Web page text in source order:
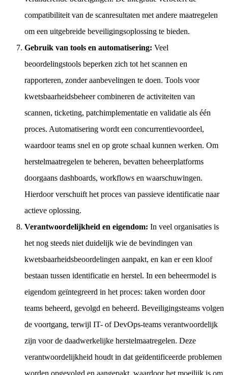
compatibiliteit van de scanresultaten met andere maatregelen
om een uitgebreide beveiligingsoplossing te bieden.
Gebruik van tools en automatisering: Veel
beoordelingstools beperken zich tot het scannen en
rapporteren, zonder aanbevelingen te doen. Tools voor
kwetsbaarheidsbeheer combineren de activiteiten van
scannen, ticketing, patchimplementatie en validatie als één
proces. Automatisering wordt een concurrentievoordeel,
waardoor teams snel en op grote schaal kunnen werken. Om
herstelmaatregelen te beheren, bevatten beheerplatforms
doorgaans dashboards, workflows en waarschuwingen.
Hierdoor verschuift het proces van passieve identificatie naar
actieve oplossing.
Verantwoordelijkheid en eigendom: In veel organisaties is
het nog steeds niet duidelijk wie de bevindingen van
kwetsbaarheidsbeoordelingen aanpakt, en kan er een kloof
bestaan tussen identificatie en herstel. In een beheermodel is
eigendom geïntegreerd in het proces: taken worden door
teams beheerd, gevolgd en beheerd. Beveiligingsteams volgen
de voortgang, terwijl IT- of DevOps-teams verantwoordelijk
zijn voor de daadwerkelijke herstelmaatregelen. Deze
verantwoordelijkheid houdt in dat geïdentificeerde problemen